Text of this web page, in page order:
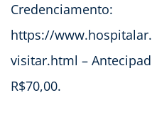
Credenciamento:
https://
visitar.html –
R$70,00.